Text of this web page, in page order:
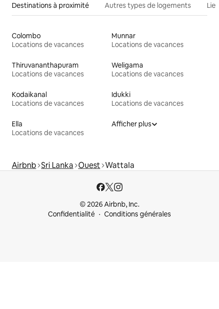
Destinations à proximité Autres types de logements
Colombo
Locations de vacances
Munnar
Locations de vacances
Thiruvananthapuram
Locations de vacances
Weligama
Locations de vacances
Kodaikanal
Locations de vacances
Idukki
Locations de vacances
Ella
Locations de vacances
Afficher plus
Airbnb Sri Lanka Ouest Wattala
© 2026 Airbnb, Inc.
Confidentialité
Conditions générales